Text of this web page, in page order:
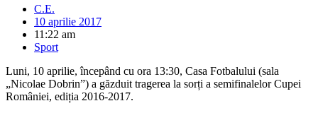
C.E.
10 aprilie 2017
11:22 am
Sport
Luni, 10 aprilie, începând cu ora 13:30, Casa Fotbalului (sala
„Nicolae Dobrin”) a găzduit tragerea la sorți a semifinalelor Cupei
României, ediția 2016-2017.